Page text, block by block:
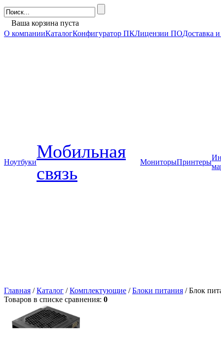
Ваша корзина пуста
О компанииКаталогКонфигуратор ПКЛицензии ПОДоставка
Ноутбуки
Мобильная
связь
МониторыПринтеры
Главная /Каталог /Комплектующие /Блоки питания / Блок
Товаров в списке сравнения: 0